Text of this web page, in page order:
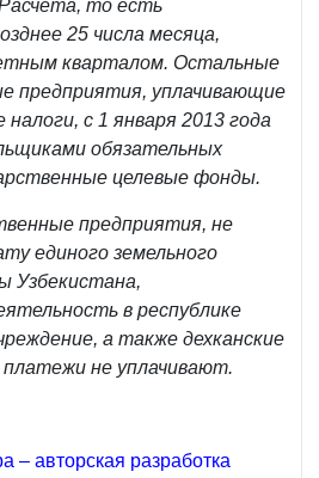
то есть
25 числа месяца,
кварталом. Остальные
предприятия, уплачивающие
с 1 января 2013 года
обязательных
целевые фонды.
предприятия, не
единого земельного
Узбекистана,
в республике
а также дехканские
не уплачивают.
– авторская разработка